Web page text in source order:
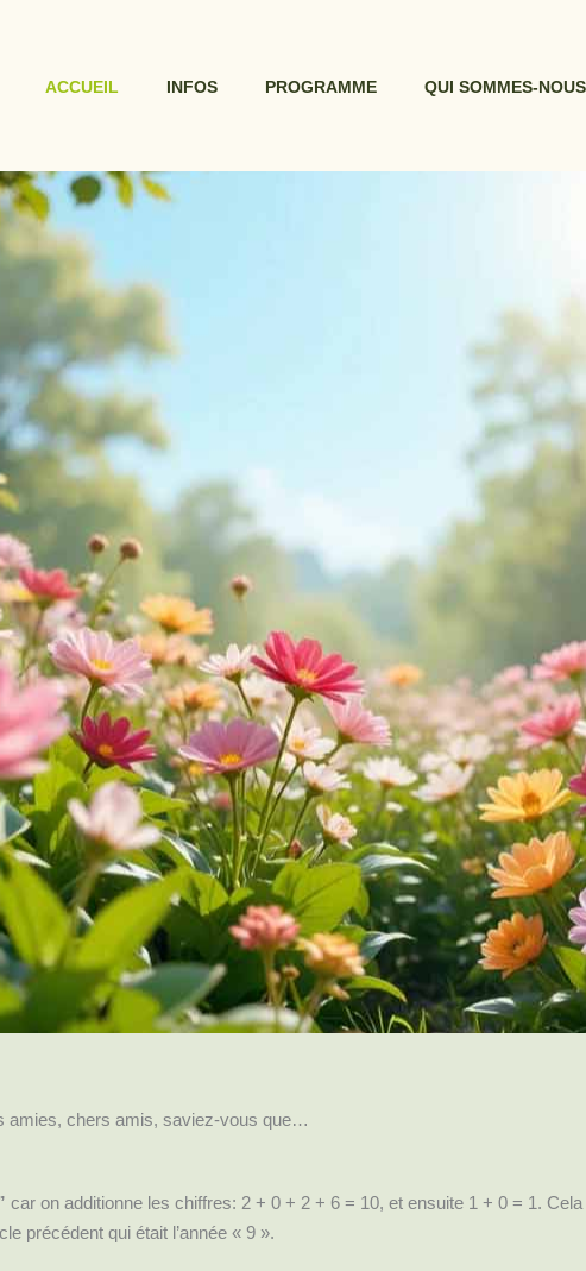
ACCUEIL INFOS PROGRAMME QUI SOMMES-
amies, chers amis, saviez-vous que…
car on additionne les chiffres: 2 + 0 + 2 + 6 = 10, et ensuite 1 + 0 = 1.
précédent qui était l’année « 9 ».